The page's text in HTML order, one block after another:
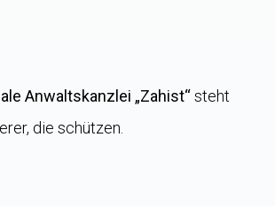
Anwaltskanzlei „Zahist“steht
die schützen.